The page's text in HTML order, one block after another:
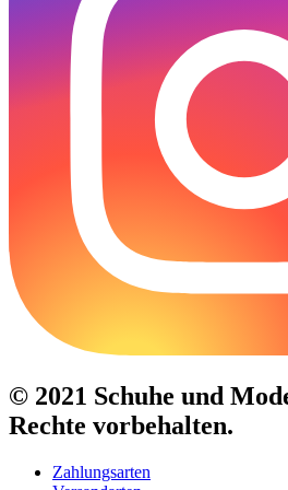
© 2021 Schuhe und
Rechte vorbehalten.
Zahlungsarten